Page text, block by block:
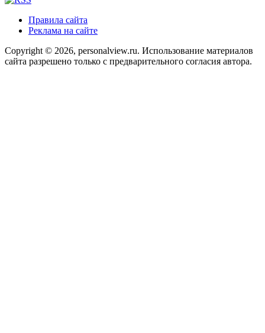
Правила сайта
Реклама на сайте
Copyright © 2026, personalview.ru. Использование материалов
сайта разрешено только с предварительного согласия автора.